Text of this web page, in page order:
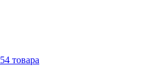
54 товара